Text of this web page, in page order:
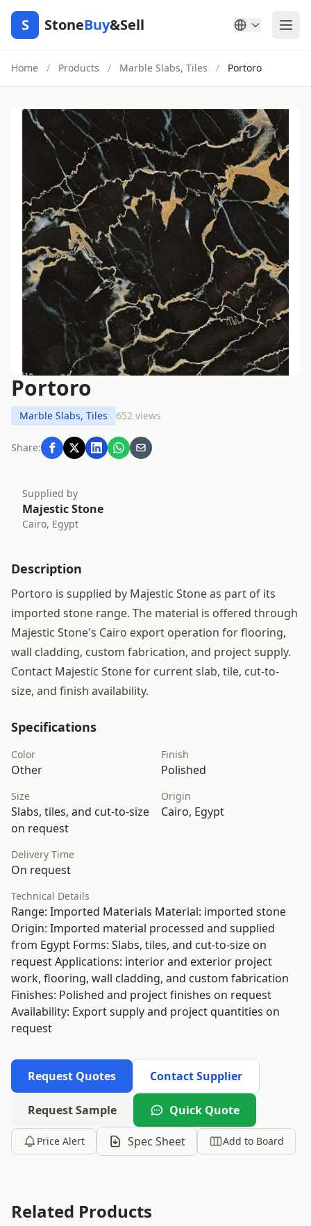
S StoneBuy&Sell
Home / Products / Marble Slabs, Tiles / Portoro
Portoro
Marble Slabs, Tiles 652 views
Share:
Supplied by
Majestic Stone
Cairo, Egypt
Description
Portoro is supplied by Majestic Stone as part of its
imported stone range. The material is offered through
Majestic Stone's Cairo export operation for flooring,
wall cladding, custom fabrication, and project supply.
Contact Majestic Stone for current slab, tile, cut-to-
size, and finish availability.
Specifications
Color
Other
Finish
Polished
Size
Slabs, tiles, and cut-to-size
on request
Origin
Cairo, Egypt
Delivery Time
On request
Technical Details
Range: Imported Materials Material: imported stone
Origin: Imported material processed and supplied
from Egypt Forms: Slabs, tiles, and cut-to-size on
request Applications: interior and exterior project
work, flooring, wall cladding, and custom fabrication
Finishes: Polished and project finishes on request
Availability: Export supply and project quantities on
request
Request Quotes Contact Supplier
Request Sample Quick Quote
Price Alert Spec Sheet Add to Board
Related Products